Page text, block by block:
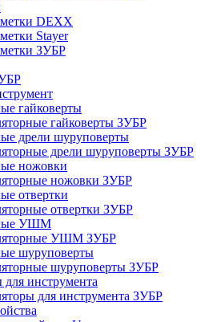
DEXX
Stayer
ЗУБР
гайковерты
гайковерты ЗУБР
дрели шуруповерты
дрели шуруповерты ЗУБР
ножовки
ножовки ЗУБР
отвертки
отвертки ЗУБР
УШМ
УШМ ЗУБР
шуруповерты
шуруповерты ЗУБР
инструмента
для инструмента ЗУБР